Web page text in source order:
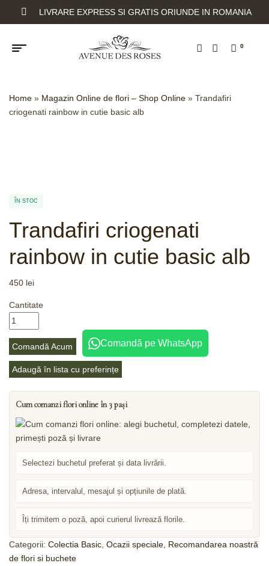
LIVRARE EXPRESS SI GRATIS ORIUNDE IN ROMANIA
0
Home » Magazin Online de flori – Shop Online » Trandafiri
criogenati rainbow in cutie basic alb
ÎN STOC
Trandafiri criogenati
rainbow in cutie basic alb
450 lei
Cantitate
Comandă Acum Comandă pe WhatsApp
Adaugă în lista cu preferințe
Cum comanzi flori online în 3 pași
Selectezi buchetul preferat și data livrării.
Adresa, intervalul, mesajul și opțiunile de plată.
Îți trimitem o poză, apoi curierul livrează florile.
Categorii: Colectia Basic Ocazii speciale Recomandarea noastră
de flori si buchete